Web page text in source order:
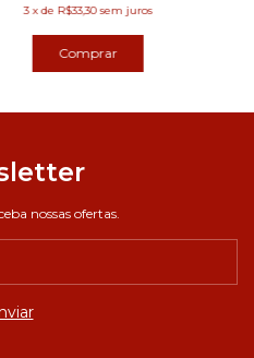
3 xdeR$33,30 sem juros
nossas ofertas.